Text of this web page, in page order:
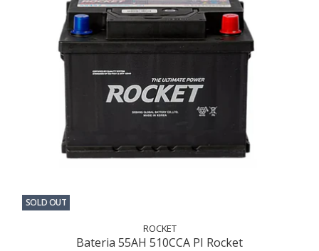
SOLD OUT
ROCKET
Bateria 55AH 510CCA PI Rocket